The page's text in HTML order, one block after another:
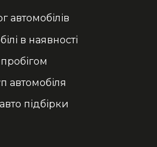
автомобілів
в наявності
автомобіля
підбірки